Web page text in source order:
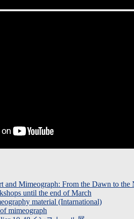
and Mimeograph: From the Dawn to the
until the end of March
material (Intarnational)
mimeograph